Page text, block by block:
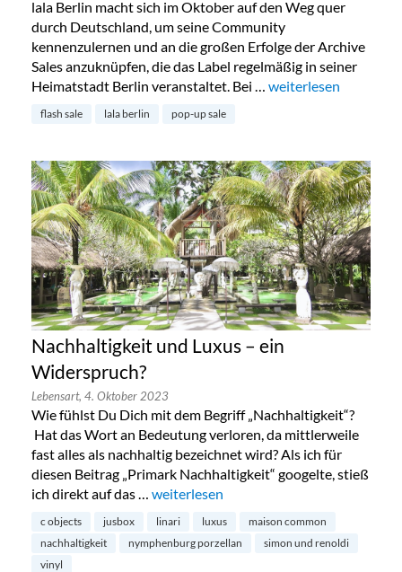
lala Berlin macht sich im Oktober auf den Weg quer
durch Deutschland, um seine Community
kennenzulernen und an die großen Erfolge der Archive
Sales anzuknüpfen, die das Label regelmäßig in seiner
Heimatstadt Berlin veranstaltet. Bei … „Lala Berlin Flash
weiterlesen
flash sale lala berlin pop-up sale
Nachhaltigkeit und Luxus – ein
Widerspruch?
Lebensart, 4. Oktober 2023
Wie fühlst Du Dich mit dem Begriff „Nachhaltigkeit“?
Hat das Wort an Bedeutung verloren, da mittlerweile
fast alles als nachhaltig bezeichnet wird? Als ich für
diesen Beitrag „Primark Nachhaltigkeit“ googelte, stieß
ich direkt auf das … „Nachhaltigkeit und Luxus – ein
weiterlesen
c objects jusbox linari luxus
maison common
nachhaltigkeit
nymphenburg porzellan
simon und renoldi
vinyl